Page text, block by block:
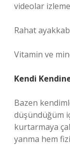
videolar
Rahat
Vitamin ve
Kendi
Bazen
düşündüğüm
kurtarmaya
yanma hem